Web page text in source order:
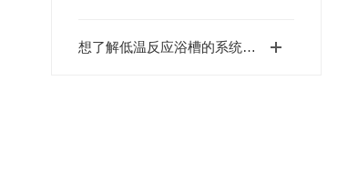
想了解低温反应浴槽的系统吗？想就认真看完这篇文章